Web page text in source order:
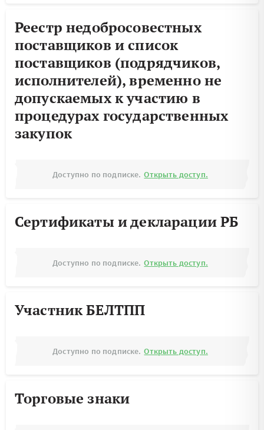
Реестр недобросовестных
поставщиков и список
поставщиков (подрядчиков,
исполнителей), временно не
допускаемых к участию в
процедурах государственных
закупок
Доступно по подписке. Открыть доступ.
Сертификаты и декларации РБ
Доступно по подписке. Открыть доступ.
Участник БЕЛТПП
Доступно по подписке. Открыть доступ.
Торговые знаки